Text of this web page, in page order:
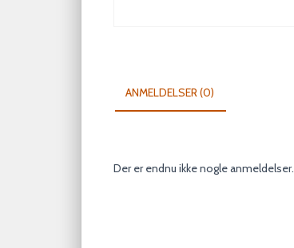
ANMELDELSER (0)
Der er endnu ikke nogle anmeldelser.